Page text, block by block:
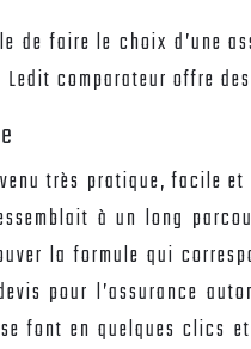
faire le choix d’une
comparateur offre
très pratique, facile
à un long
la formule qui
pour l’assurance
font en quelques